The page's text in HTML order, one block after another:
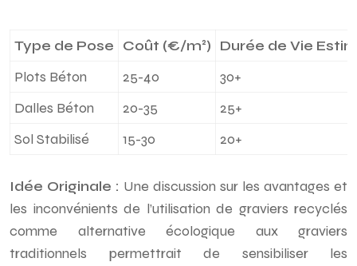
Type de Pose Coût (€/m²) Durée de Vie
Plots Béton
25-40
30+
Dalles Béton
20-35
25+
Sol Stabilisé
15-30 20+
Idée Originale : Une discussion sur les avantages et
les inconvénients de l’utilisation de graviers recyclés
comme alternative écologique aux graviers
traditionnels permettrait de sensibiliser les